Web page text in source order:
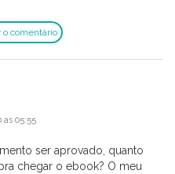
o comentário
as 05:55
ser aprovado, quanto
chegar o ebook? O meu